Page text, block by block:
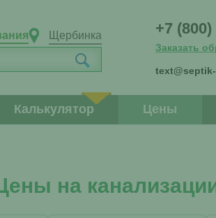
Щербинка +7
Заказать
Калькулятор Цены
на